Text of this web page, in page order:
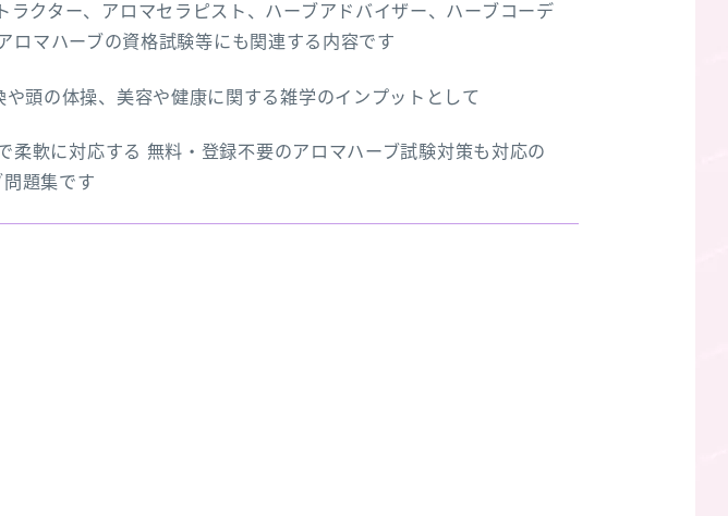
クター、アロマセラピスト、ハーブアドバイザー、ハーブコーデ
ロマハーブの資格試験等にも関連する内容です
頭の体操、美容や健康に関する雑学のインプットとして
軟に対応する 無料・登録不要のアロマハーブ試験対策も対応の
問題集です